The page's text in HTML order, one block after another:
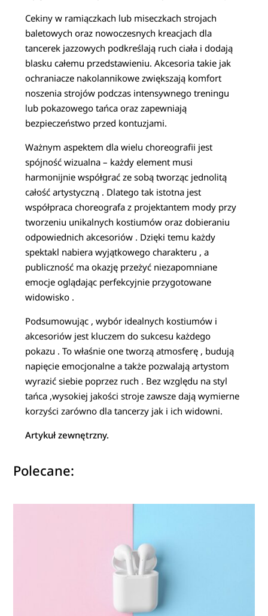
Cekiny w ramiączkach lub miseczkach strojach
baletowych oraz nowoczesnych kreacjach dla
tancerek jazzowych podkreślają ruch ciała i dodają
blasku całemu przedstawieniu. Akcesoria takie jak
ochraniacze nakolannikowe zwiększają komfort
noszenia strojów podczas intensywnego treningu
lub pokazowego tańca oraz zapewniają
bezpieczeństwo przed kontuzjami.
Ważnym aspektem dla wielu choreografii jest
spójność wizualna – każdy element musi
harmonijnie współgrać ze sobą tworząc jednolitą
całość artystyczną . Dlatego tak istotna jest
współpraca choreografa z projektantem mody przy
tworzeniu unikalnych kostiumów oraz dobieraniu
odpowiednich akcesoriów . Dzięki temu każdy
spektakl nabiera wyjątkowego charakteru , a
publiczność ma okazję przeżyć niezapomniane
emocje oglądając perfekcyjnie przygotowane
widowisko .
Podsumowując , wybór idealnych kostiumów i
akcesoriów jest kluczem do sukcesu każdego
pokazu . To właśnie one tworzą atmosferę , budują
napięcie emocjonalne a także pozwalają artystom
wyrazić siebie poprzez ruch . Bez względu na styl
tańca ,wysokiej jakości stroje zawsze dają wymierne
korzyści zarówno dla tancerzy jak i ich widowni.
Artykuł zewnętrzny.
Polecane: